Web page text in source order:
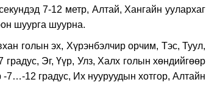
7-12 метр, Алтай, Хангайн уулархаг
шуурга шуурна.
голын эх, Хүрэнбэлчир орчим, Тэс, Туул,
Эг, Үүр, Улз, Халх голын хөндийгөөр
7…-12 градус, Их нууруудын хотгор, Алтайн